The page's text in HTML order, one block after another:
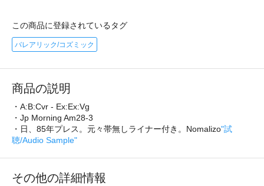
この商品に登録されているタグ
バレアリック/コズミック
商品の説明
・A:B:Cvr - Ex:Ex:Vg
・Jp Morning Am28-3
・日、85年プレス。元々帯無しライナー付き。Nomalizo"試
聴/Audio Sample"
その他の詳細情報